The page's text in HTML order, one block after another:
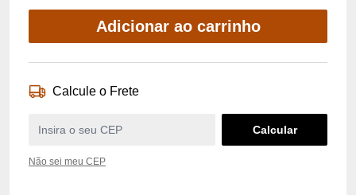
Adicionar ao carrinho
Calcule o Frete
Não sei meu CEP